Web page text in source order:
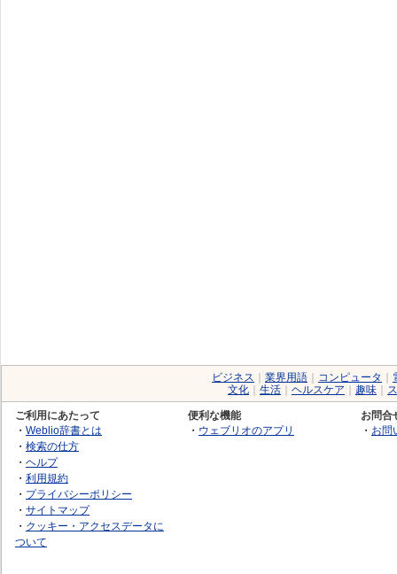
ビジネス 業界用語 コンピュータ
文化
生活 ヘルスケア 趣味
ご利用にあたって
・ Weblio辞書とは
・ 検索の仕方
・ ヘルプ
・ 利用規約
・ プライバシーポリシー
・ サイトマップ
・ クッキー・アクセスデータに
ついて
便利な機能
・ ウェブリオのアプリ
お問合
・ お問